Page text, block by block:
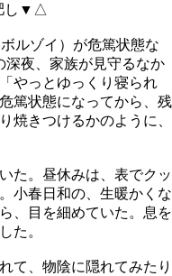
し▼△
ルゾイ）が危篤状態な
深夜、家族が見守るなか
やっとゆっくり寝られ
篤状態になってから、残
焼きつけるかのように、
た。昼休みは、表でクッ
小春日和の、生暖かくな
、目を細めていた。息を
た。
て、物陰に隠れてみたり